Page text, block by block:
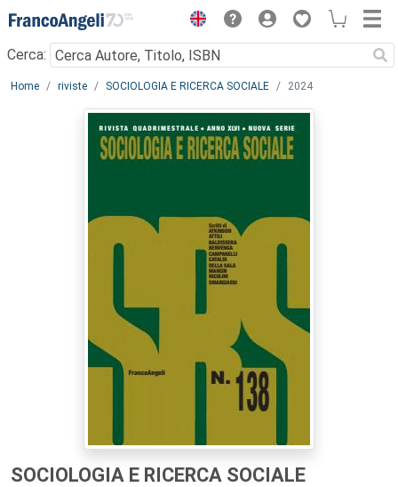
Menu
Cerca:
Main content
Home riviste SOCIOLOGIA E RICERCA SOCIALE 2024
SOCIOLOGIA E RICERCA SOCIALE